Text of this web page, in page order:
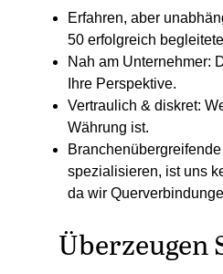
Erfahren, aber
50 erfolgreich
Nah am Unternehmer:
Ihre Perspektive.
Vertraulich & diskret:
Währung ist.
spezialisieren, ist uns
da wir
Überzeugen